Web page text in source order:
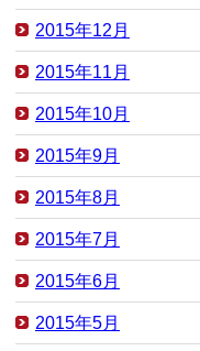
2015年12月
2015年11月
2015年10月
2015年9月
2015年8月
2015年7月
2015年6月
2015年5月